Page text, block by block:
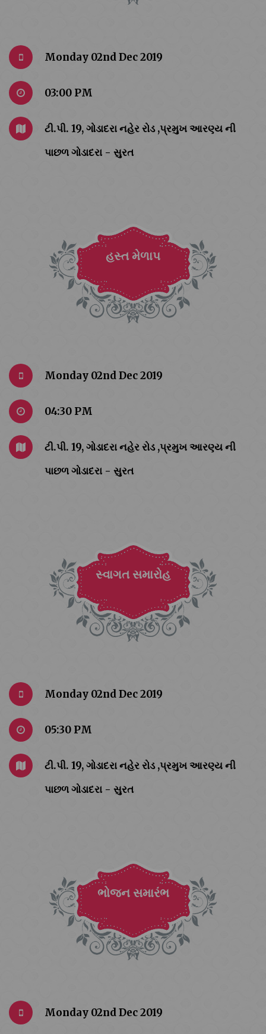
Monday 02nd Dec 2019
03:00 PM
ટી.પી. 19, ગોડાદરા નહેર રોડ ,પ્રમુખ આરણ્ય ની
પાછળ ગોડાદરા - સુરત
હસ્ત મેળાપ
Monday 02nd Dec 2019
04:30 PM
ટી.પી. 19, ગોડાદરા નહેર રોડ ,પ્રમુખ આરણ્ય ની
પાછળ ગોડાદરા - સુરત
સ્વાગત સમારોહ
Monday 02nd Dec 2019
05:30 PM
ટી.પી. 19, ગોડાદરા નહેર રોડ ,પ્રમુખ આરણ્ય ની
પાછળ ગોડાદરા - સુરત
ભોજન સમારંભ
Monday 02nd Dec 2019